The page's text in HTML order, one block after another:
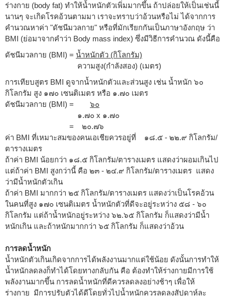
ร่างกาย (body fat) ทำให้น้ำหนักตัวเพิ่มมากขึ้น ถ้าปล่อยให้เป็นเช่นนี้
นานๆ จะเกิดโรคอ้วนตามมา เราจะทราบว่าอ้วนหรือไม่ ได้จากการ
คำนวณหาค่า "ดัชนีมวลกาย" หรือที่มักเรียกกันเป็นภาษาอังกฤษ ว่า
BMI (ย่อมาจากคำว่า Body mass index) ซึ่งมีวิธีการคำนวณ ดังนี้คือ
ดัชนีมวลกาย (BMI) = น้ำหนักตัว (กิโลกรัม)
ความสูง(กำลังสอง) (เมตร)
การเทียบสูตร BMI ดูจากน้ำหนักตัวและส่วนสูง เช่น น้ำหนัก ๖๐
กิโลกรัม สูง ๑๗๐ เซนติเมตร หรือ ๑.๗๐ เมตร
ดัชนีมวลกาย (BMI) = ๖๐
๑.๗๐ x ๑.๗๐
= ๒๐.๗๖
ค่า BMI ที่เหมาะสมของคนเอเชียควรอยู่ที่ ๑๘.๕ - ๒๒.๙ กิโลกรัม/
ตารางเมตร
ถ้าค่า BMI น้อยกว่า ๑๘.๕ กิโลกรัม/ตารางเมตร แสดงว่าผอมเกินไป
แต่ถ้าค่า BMI สูงกว่านี้ คือ ๒๓ - ๒๔.๙ กิโลกรัม/ตารางเมตร แสดง
ว่ามีน้ำหนักตัวเกิน
ถ้าค่า BMI มากกว่า ๒๕ กิโลกรัม/ตารางเมตร แสดงว่าเป็นโรคอ้วน
ในคนที่สูง ๑๗๐ เซนติเมตร น้ำหนักตัวที่ดีจะอยู่ระหว่าง ๕๘ - ๖๐
กิโลกรัม แต่ถ้าน้ำหนักอยู่ระหว่าง ๖๒.๖๕ กิโลกรัม ก็แสดงว่ามีน้ำ
หนักเกิน และถ้าหนักมากกว่า ๖๕ กิโลกรัม ก็แสดงว่าอ้วน
การลดน้ำหนัก
น้ำหนักตัวเกินเกิดจากการได้พลังงานมากแต่ใช้น้อย ดังนั้นการทำให้
น้ำหนักลดลงก็ทำได้โดยทางกลับกัน คือ ต้องทำให้ร่างกายมีการใช้
พลังงานมากขึ้น การลดน้ำหนักที่ดีควรลดลงอย่างช้าๆ เพื่อให้
ร่างกาย มีการปรับตัวได้ดีโดยทั่วไปน้ำหนักควรลดลงสัปดาห์ละ